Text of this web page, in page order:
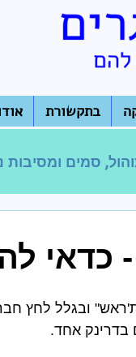
בתקשורת
סמים ומסיבות
כדאי
ת'ראש" ובגלל לחץ
בדרינק אחד.